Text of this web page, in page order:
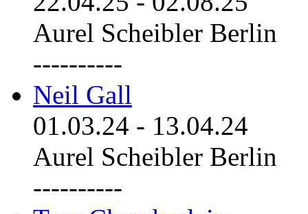
Aurel Scheibler Berlin
----------
Neil Gall
01.03.24 - 13.04.24
Aurel Scheibler Berlin
----------